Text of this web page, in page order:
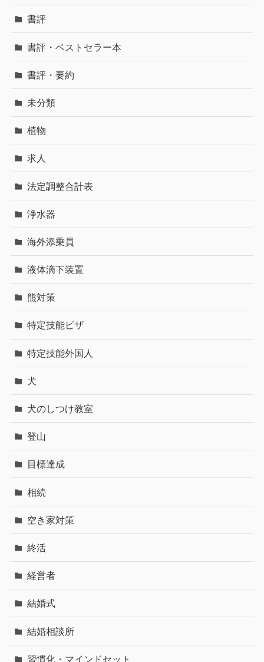
書評
書評・ベストセラー本
書評・要約
未分類
植物
求人
法定調整合計表
浄水器
海外添乗員
液体滴下装置
熊対策
特定技能ビザ
特定技能外国人
犬
犬のしつけ教室
登山
目標達成
相続
空き家対策
終活
経営者
結婚式
結婚相談所
習慣化・マインドセット